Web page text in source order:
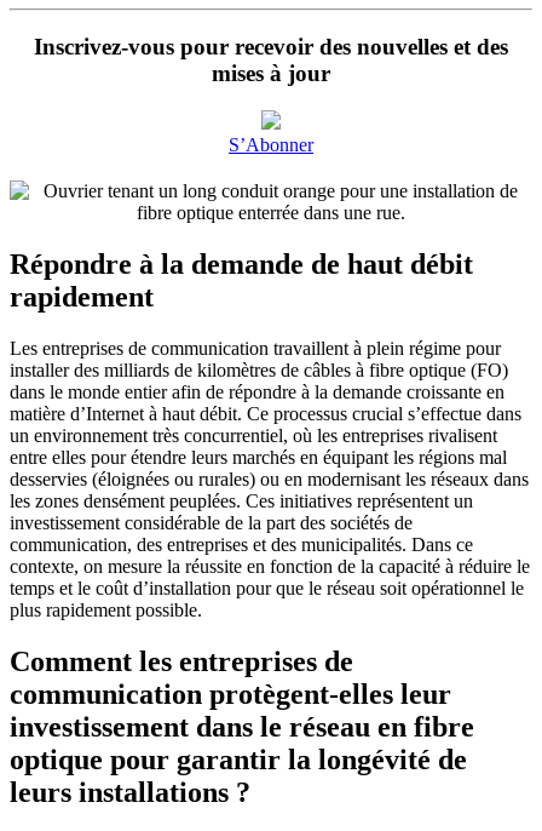
Inscrivez-vous pour recevoir des nouvelles et des
mises à jour
S’Abonner
Répondre à la demande de haut débit
rapidement
Les entreprises de communication travaillent à plein régime pour
installer des milliards de kilomètres de câbles à fibre optique (FO)
dans le monde entier afin de répondre à la demande croissante en
matière d’Internet à haut débit. Ce processus crucial s’effectue dans
un environnement très concurrentiel, où les entreprises rivalisent
entre elles pour étendre leurs marchés en équipant les régions mal
desservies (éloignées ou rurales) ou en modernisant les réseaux dans
les zones densément peuplées. Ces initiatives représentent un
investissement considérable de la part des sociétés de
communication, des entreprises et des municipalités. Dans ce
contexte, on mesure la réussite en fonction de la capacité à réduire le
temps et le coût d’installation pour que le réseau soit opérationnel le
plus rapidement possible.
Comment les entreprises de
communication protègent-elles leur
investissement dans le réseau en fibre
optique pour garantir la longévité de
leurs installations ?